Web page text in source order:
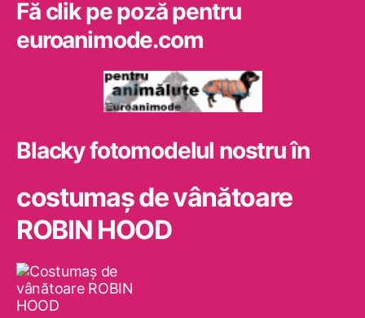
Fă clik pe poză pentru
euroanimode.com
Blacky fotomodelul nostru în
costumaş de vânătoare
ROBIN HOOD